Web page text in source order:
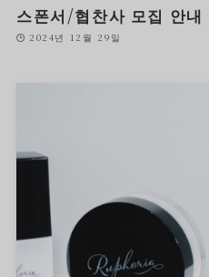
스폰서/협찬사 모집 안내
2024년 12월 29일